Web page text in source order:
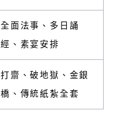
全面法事、多日誦
經、素宴安排
打齋、破地獄、金銀
橋、傳統紙紮全套